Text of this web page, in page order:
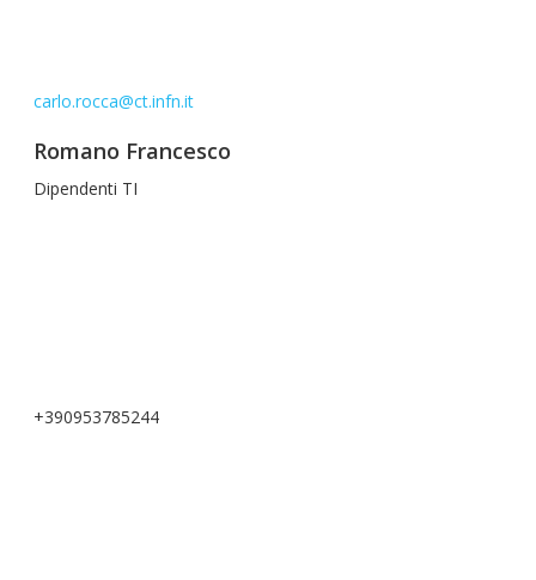
carlo.rocca@ct.infn.it
Romano Francesco
Dipendenti TI
+390953785244